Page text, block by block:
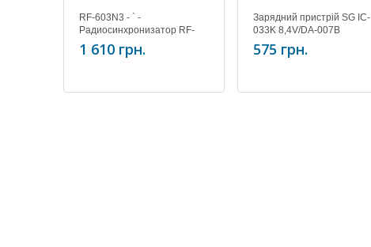
RF-603N3 - ` -
Радиосинхронизатор RF-
603 Nikon3 (KIT) (D90,
D3100, D5000, D7000)
1 610 грн.
Зарядний пристрій SG IC-
033K 8,4V/DA-007B
комплект
575 грн.